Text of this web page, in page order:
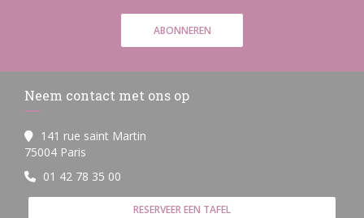
ABONNEREN
Neem contact met ons op
141 rue saint Martin
75004 Paris
01 42 78 35 00
RESERVEER EEN TAFEL